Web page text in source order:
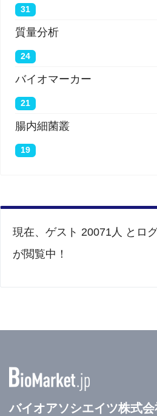
31
質量分析
24
バイオマーカー
21
腸内細菌叢
19
現在、ゲスト 20071人 とロ
が閲覧中！
バイオアソシエイツ株式会